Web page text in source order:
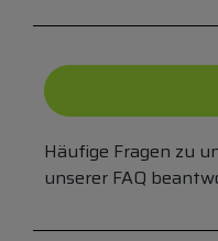
Häufige Fragen zu
unserer FAQ